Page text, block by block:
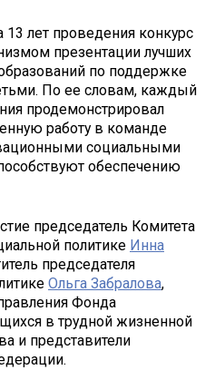
13 лет проведения конкурс
презентации лучших
по поддержке
По ее словам, каждый
продемонстрировал
работу в команде
социальными
обеспечению
председатель Комитета
политике Инна
председателя
Ольга Забралова,
Фонда
в трудной жизненной
и представители